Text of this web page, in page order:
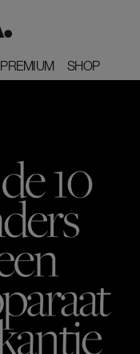
PREMIUM
PREMIUM SHOP
SHOP